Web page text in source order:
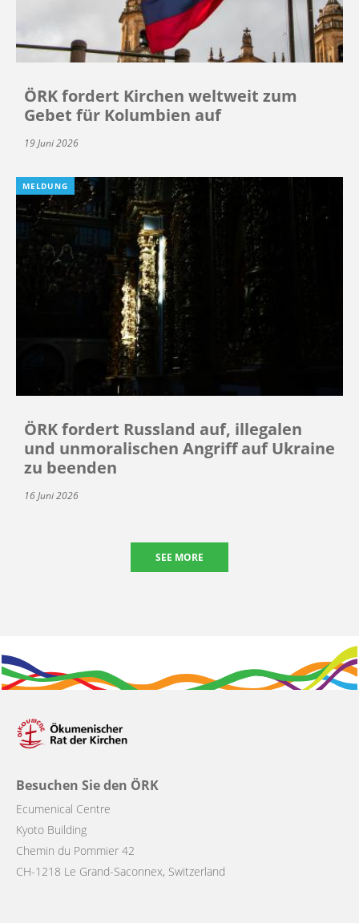
ÖRK fordert Kirchen weltweit zum
Gebet für Kolumbien auf
19 Juni 2026
MELDUNG
ÖRK fordert Russland auf, illegalen
und unmoralischen Angriff auf Ukraine
zu beenden
16 Juni 2026
SEE MORE
Besuchen Sie den ÖRK
Ecumenical Centre
Kyoto Building
Chemin du Pommier 42
CH-1218 Le Grand-Saconnex, Switzerland